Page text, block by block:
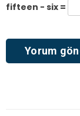
fifteen − six =